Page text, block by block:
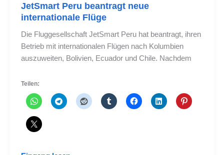
JetSmart Peru beantragt neue
internationale Flüge
Die Fluggesellschaft JetSmart Peru hat beantragt, ihren
Betrieb mit internationalen Flügen nach Kolumbien
auszuweiten, Bolivien, Ecuador und Chile. Nachdem
Teilen: